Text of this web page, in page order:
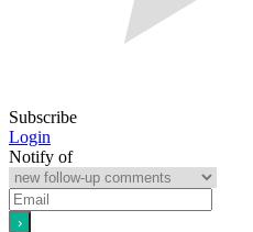
Subscribe
Login
Notify of